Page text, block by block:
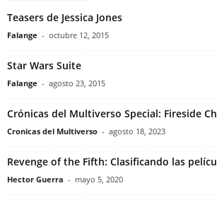
Teasers de Jessica Jones
Falange - octubre 12, 2015
Star Wars Suite
Falange - agosto 23, 2015
Crónicas del Multiverso Special: Fireside
Cronicas del Multiverso - agosto 18, 2023
Revenge of the Fifth: Clasificando las
Hector Guerra - mayo 5, 2020